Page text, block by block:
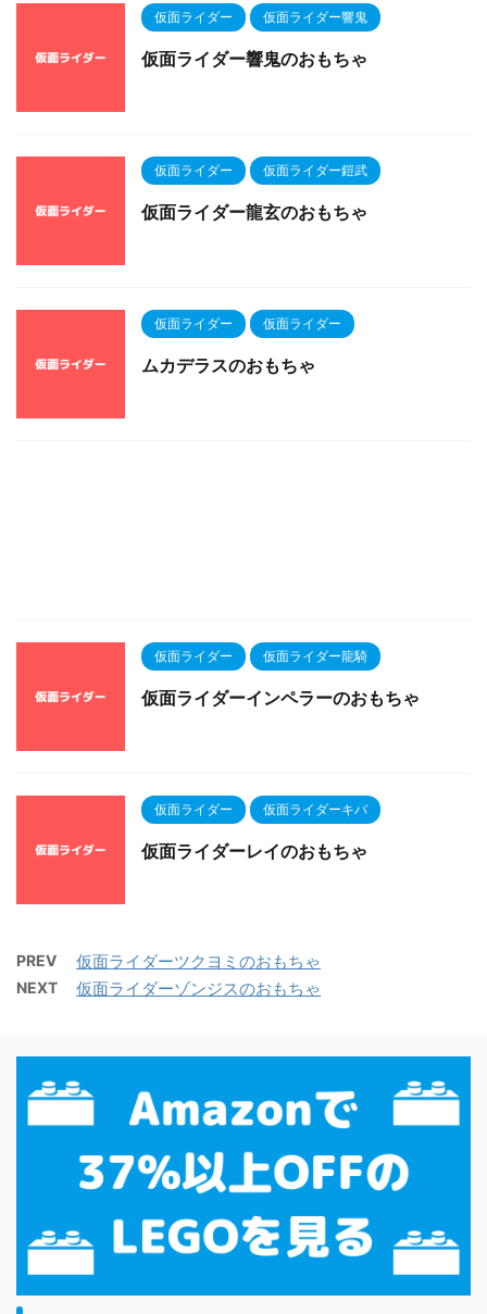
仮面ライダー 仮面ライダー響鬼
仮面ライダー響鬼のおもちゃ
仮面ライダー 仮面ライダー鎧武
仮面ライダー龍玄のおもちゃ
仮面ライダー 仮面ライダー
ムカデラスのおもちゃ
仮面ライダー 仮面ライダー龍騎
仮面ライダーインペラーのおもちゃ
仮面ライダー 仮面ライダーキバ
仮面ライダーレイのおもちゃ
PREV 仮面ライダーツクヨミのおもちゃ
NEXT 仮面ライダーゾンジスのおもちゃ